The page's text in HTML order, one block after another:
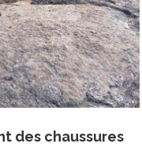
des chaussures